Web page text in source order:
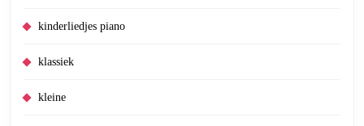
kinderliedjes piano
klassiek
kleine